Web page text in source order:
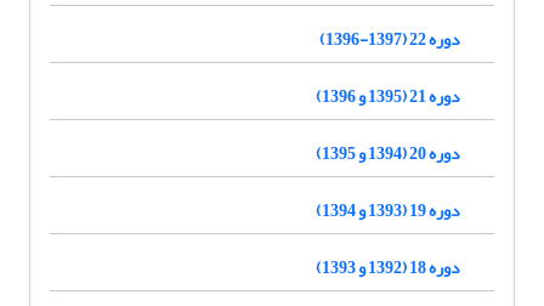
دوره 22 (1397-1396)
دوره 21 (1395 و 1396)
دوره 20 (1394 و 1395)
دوره 19 (1393 و 1394)
دوره 18 (1392 و 1393)